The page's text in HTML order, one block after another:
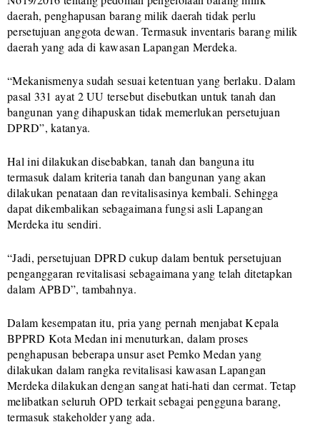
daerah, penghapusan barang milik daerah tidak perlu
persetujuan anggota dewan. Termasuk inventaris barang milik
daerah yang ada di kawasan Lapangan Merdeka.
“Mekanismenya sudah sesuai ketentuan yang berlaku. Dalam
pasal 331 ayat 2 UU tersebut disebutkan untuk tanah dan
bangunan yang dihapuskan tidak memerlukan persetujuan
DPRD”, katanya.
Hal ini dilakukan disebabkan, tanah dan banguna itu
termasuk dalam kriteria tanah dan bangunan yang akan
dilakukan penataan dan revitalisasinya kembali. Sehingga
dapat dikembalikan sebagaimana fungsi asli Lapangan
Merdeka itu sendiri.
“Jadi, persetujuan DPRD cukup dalam bentuk persetujuan
penganggaran revitalisasi sebagaimana yang telah ditetapkan
dalam APBD”, tambahnya.
Dalam kesempatan itu, pria yang pernah menjabat Kepala
BPPRD Kota Medan ini menuturkan, dalam proses
penghapusan beberapa unsur aset Pemko Medan yang
dilakukan dalam rangka revitalisasi kawasan Lapangan
Merdeka dilakukan dengan sangat hati-hati dan cermat. Tetap
melibatkan seluruh OPD terkait sebagai pengguna barang,
termasuk stakeholder yang ada.